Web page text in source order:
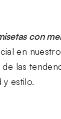
con
en
las
estilo.